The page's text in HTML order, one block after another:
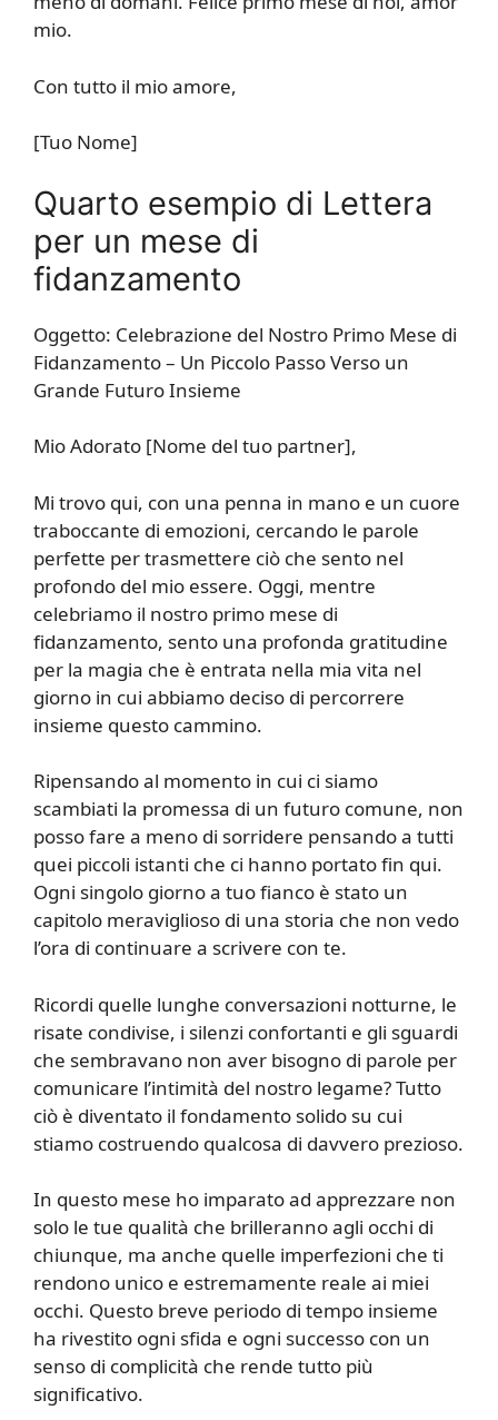
mio.
Con tutto il mio amore,
[Tuo Nome]
Quarto esempio di Lettera
per un mese di
fidanzamento
Oggetto: Celebrazione del Nostro Primo Mese di
Fidanzamento – Un Piccolo Passo Verso un
Grande Futuro Insieme
Mio Adorato [Nome del tuo partner],
Mi trovo qui, con una penna in mano e un cuore
traboccante di emozioni, cercando le parole
perfette per trasmettere ciò che sento nel
profondo del mio essere. Oggi, mentre
celebriamo il nostro primo mese di
fidanzamento, sento una profonda gratitudine
per la magia che è entrata nella mia vita nel
giorno in cui abbiamo deciso di percorrere
insieme questo cammino.
Ripensando al momento in cui ci siamo
scambiati la promessa di un futuro comune, non
posso fare a meno di sorridere pensando a tutti
quei piccoli istanti che ci hanno portato fin qui.
Ogni singolo giorno a tuo fianco è stato un
capitolo meraviglioso di una storia che non vedo
l’ora di continuare a scrivere con te.
Ricordi quelle lunghe conversazioni notturne, le
risate condivise, i silenzi confortanti e gli sguardi
che sembravano non aver bisogno di parole per
comunicare l’intimità del nostro legame? Tutto
ciò è diventato il fondamento solido su cui
stiamo costruendo qualcosa di davvero prezioso.
In questo mese ho imparato ad apprezzare non
solo le tue qualità che brilleranno agli occhi di
chiunque, ma anche quelle imperfezioni che ti
rendono unico e estremamente reale ai miei
occhi. Questo breve periodo di tempo insieme
ha rivestito ogni sfida e ogni successo con un
senso di complicità che rende tutto più
significativo.